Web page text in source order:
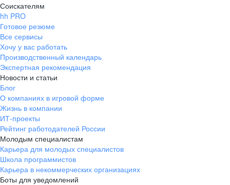
Соискателям
hh PRO
Готовое резюме
Все сервисы
Хочу у вас работать
Производственный календарь
Экспертная рекомендация
Новости и статьи
Блог
О компаниях в игровой форме
Жизнь в компании
ИТ-проекты
Рейтинг работодателей России
Молодым специалистам
Карьера для молодых специалистов
Школа программистов
Карьера в некоммерческих организациях
Боты для уведомлений